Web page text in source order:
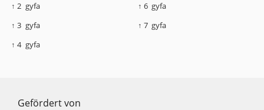
↑ 2 gyfa
↑ 3 gyfa
↑ 4 gyfa
↑ 6 gyfa
↑ 7 gyfa
Gefördert von